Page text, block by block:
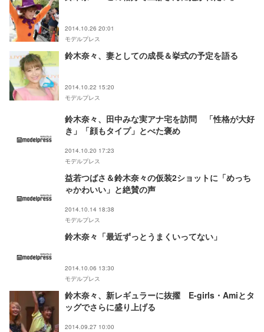
2014.10.26 20:01
モデルプレス
鈴木奈々、妻としての成長＆挙式の予定を語る
2014.10.22 15:20
モデルプレス
鈴木奈々、田中みな実アナ宅を訪問 「性格が大好
き」「顔もタイプ」とべた褒め
2014.10.20 17:23
モデルプレス
益若つばさ＆鈴木奈々の仮装2ショットに「めっち
ゃかわいい」と絶賛の声
2014.10.14 18:38
モデルプレス
鈴木奈々「最近ずっとうまくいってない」
2014.10.06 13:30
モデルプレス
鈴木奈々、新レギュラーに抜擢 E-girls・Amiとタ
ッグでさらに盛り上げる
2014.09.27 10:00